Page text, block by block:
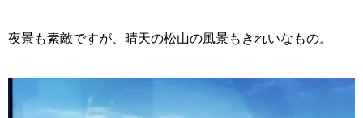
夜景も素敵ですが、晴天の松山の風景もきれいなもの。